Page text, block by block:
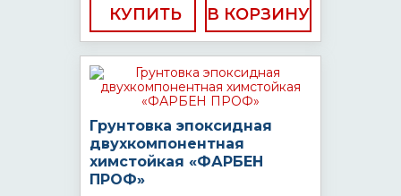
КУПИТЬ
Грунтовка эпоксидная
двухкомпонентная
химстойкая «ФАРБЕН
ПРОФ»